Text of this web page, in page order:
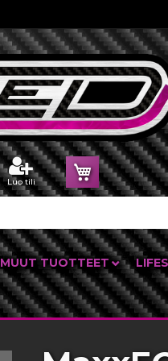
Ostoskori
Luo tili
MUUT TUOTTEET